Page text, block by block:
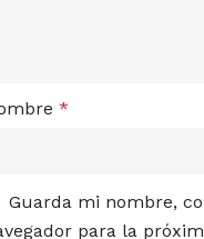
*
Guarda mi nombre,
para la